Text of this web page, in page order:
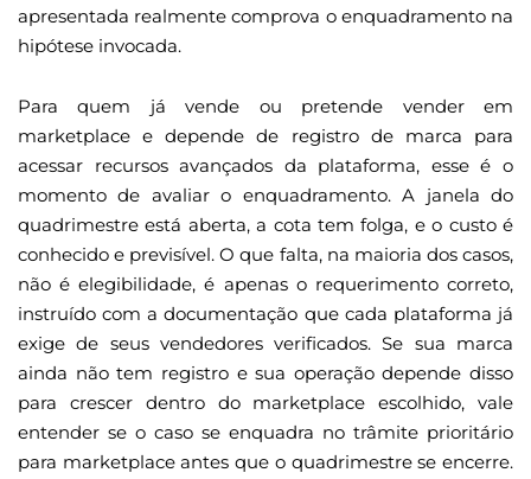
apresentada realmente comprova o enquadramento na
hipótese invocada.
Para quem já vende ou pretende vender em
marketplace e depende de registro de marca para
acessar recursos avançados da plataforma, esse é o
momento de avaliar o enquadramento. A janela do
quadrimestre está aberta, a cota tem folga, e o custo é
conhecido e previsível. O que falta, na maioria dos casos,
não é elegibilidade, é apenas o requerimento correto,
instruído com a documentação que cada plataforma já
exige de seus vendedores verificados. Se sua marca
ainda não tem registro e sua operação depende disso
para crescer dentro do marketplace escolhido, vale
entender se o caso se enquadra no trâmite prioritário
para marketplace antes que o quadrimestre se encerre.